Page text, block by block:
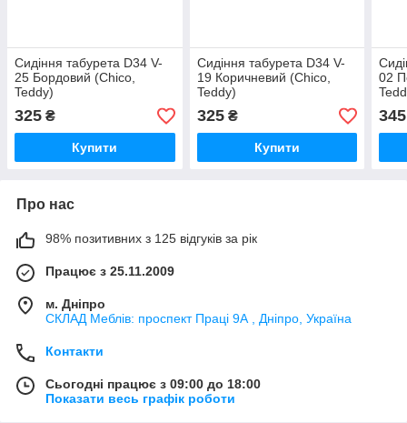
Сидіння табурета D34 V-
25 Бордовий (Chico,
Teddy)
325 ₴
Купити
Сидіння табурета D34 V-
19 Коричневий (Chico,
Teddy)
325₴
Купити
02
345
Про нас
98% позитивних з 125 відгуків за рік
Працює з 25.11.2009
м. Дніпро
СКЛАД Меблів: проспект Праці 9А , Дніпро, Україна
Контакти
Сьогодні працює з 09:00 до 18:00
Показати весь графік роботи